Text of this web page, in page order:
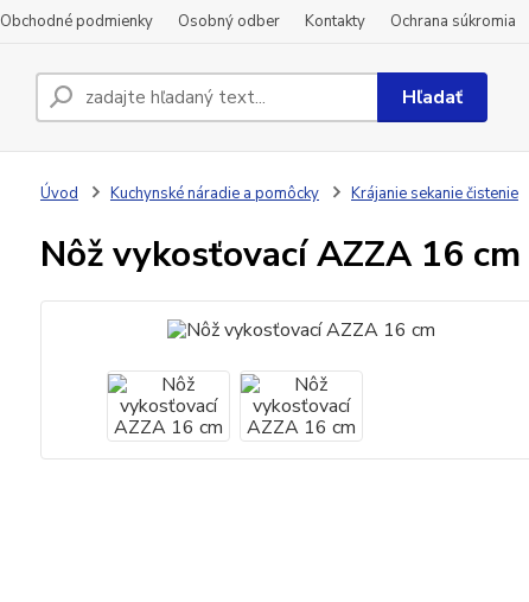
Obchodné podmienky Osobný odber Kontakty Ochrana súkromia
Hľadať
Úvod Kuchynské náradie a pomôcky Krájanie sekanie čistenie
Nôž vykosťovací AZZA 16 cm